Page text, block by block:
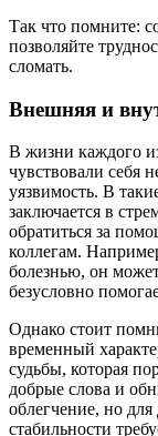
Так что помните:
позволяйте
сломать.
Внешняя и
В жизни каждого
чувствовали себя
уязвимость. В
заключается в
обратиться за
коллегам.
болезнью, он
безусловно
Однако стоит
временный
судьбы, которая
добрые слова и
облегчение, но
стабильности